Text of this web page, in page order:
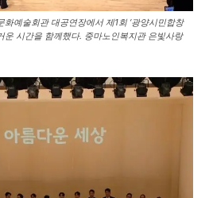
예술회관 대공연장에서 제1회 ‘광양시민합창
운 시간을 함께했다. 중마노인복지관 은빛사랑